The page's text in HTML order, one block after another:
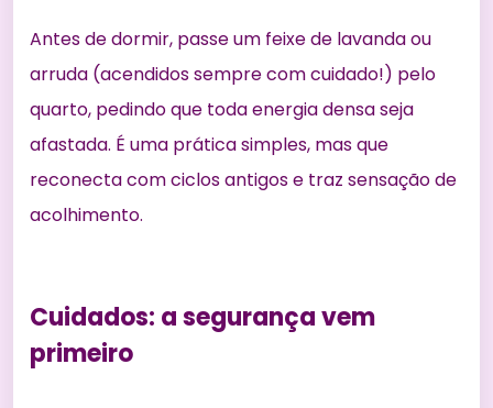
Antes de dormir, passe um feixe de lavanda ou
arruda (acendidos sempre com cuidado!) pelo
quarto, pedindo que toda energia densa seja
afastada. É uma prática simples, mas que
reconecta com ciclos antigos e traz sensação de
acolhimento.
Cuidados: a segurança vem
primeiro